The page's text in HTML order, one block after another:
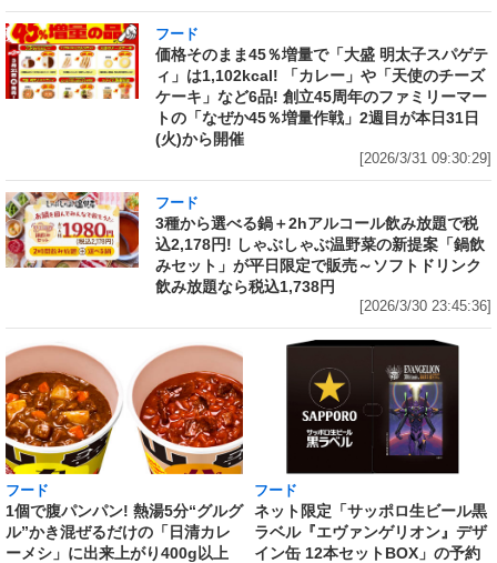
フード
価格そのまま45％増量で「大盛 明太子スパゲテ
ィ」は1,102kcal! 「カレー」や「天使のチーズ
ケーキ」など6品! 創立45周年のファミリーマー
トの「なぜか45％増量作戦」2週目が本日31日
(火)から開催
[2026/3/31 09:30:29]
フード
3種から選べる鍋＋2hアルコール飲み放題で税
込2,178円! しゃぶしゃぶ温野菜の新提案「鍋飲
みセット」が平日限定で販売～ソフトドリンク
飲み放題なら税込1,738円
[2026/3/30 23:45:36]
フード
1個で腹パンパン! 熱湯5分“グルグ
ル”かき混ぜるだけの「日清カレ
ーメシ」に出来上がり400g以上
フード
ネット限定「サッポロ生ビール黒
ラベル『エヴァンゲリオン』デザ
イン缶 12本セットBOX」の予約